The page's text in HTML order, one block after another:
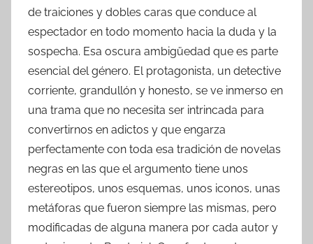
de traiciones y dobles caras que conduce al
espectador en todo momento hacia la duda y la
sospecha. Esa oscura ambigüedad que es parte
esencial del género. El protagonista, un detective
corriente, grandullón y honesto, se ve inmerso en
una trama que no necesita ser intrincada para
convertirnos en adictos y que engarza
perfectamente con toda esa tradición de novelas
negras en las que el argumento tiene unos
estereotipos, unos esquemas, unos iconos, unas
metáforas que fueron siempre las mismas, pero
modificadas de alguna manera por cada autor y